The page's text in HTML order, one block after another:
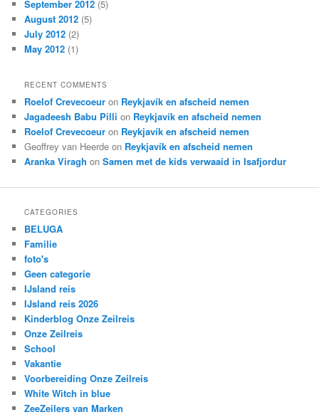
September 2012 (5)
August 2012 (5)
July 2012 (2)
May 2012 (1)
RECENT COMMENTS
Roelof Crevecoeur on Reykjavík en afscheid nemen
Jagadeesh Babu Pilli on Reykjavík en afscheid nemen
Roelof Crevecoeur on Reykjavík en afscheid nemen
Geoffrey van Heerde on Reykjavík en afscheid nemen
Aranka Viragh onSamen met de kids verwaaid in Isafjordur
CATEGORIES
BELUGA
Familie
foto's
Geen categorie
IJsland reis
IJsland reis 2026
Kinderblog Onze Zeilreis
Onze Zeilreis
School
Vakantie
Voorbereiding Onze Zeilreis
White Witch in blue
ZeeZeilers van Marken